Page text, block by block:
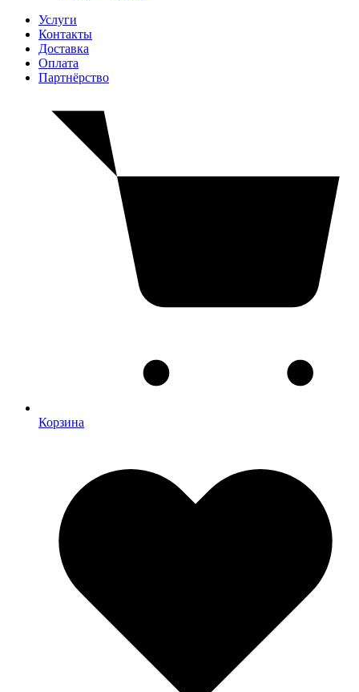
Услуги
Контакты
Доставка
Оплата
Партнёрство
Корзина